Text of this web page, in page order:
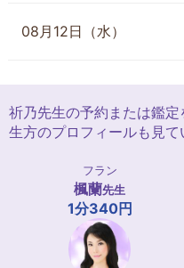
08月12日（水）
祈乃先生の予約または鑑
生方のプロフィールも見て
フラン
楓蘭先生
1分340円